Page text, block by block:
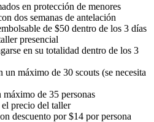
en protección de menores
dos semanas de antelación
de $50 dentro de los 3 días
presencial
en su totalidad dentro de los 3
un máximo de 30 scouts (se necesita
de 35 personas
precio del taller
descuento por $14 por persona